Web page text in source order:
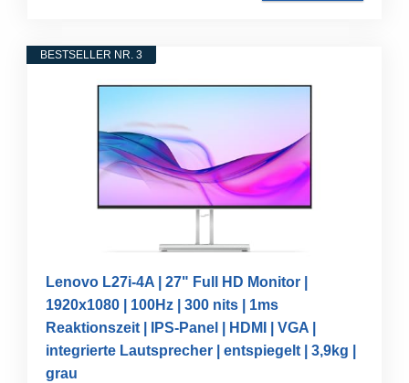
BESTSELLER NR. 3
Lenovo L27i-4A | 27" Full HD Monitor |
1920x1080 | 100Hz | 300 nits | 1ms
Reaktionszeit | IPS-Panel | HDMI | VGA |
integrierte Lautsprecher | entspiegelt | 3,9kg |
grau